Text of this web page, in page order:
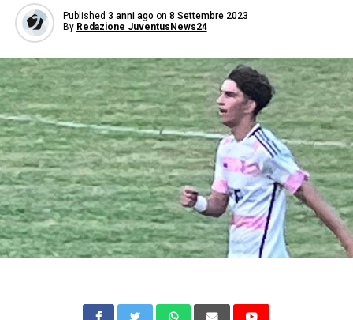
Published 3 anni ago on 8 Settembre 2023
By Redazione JuventusNews24